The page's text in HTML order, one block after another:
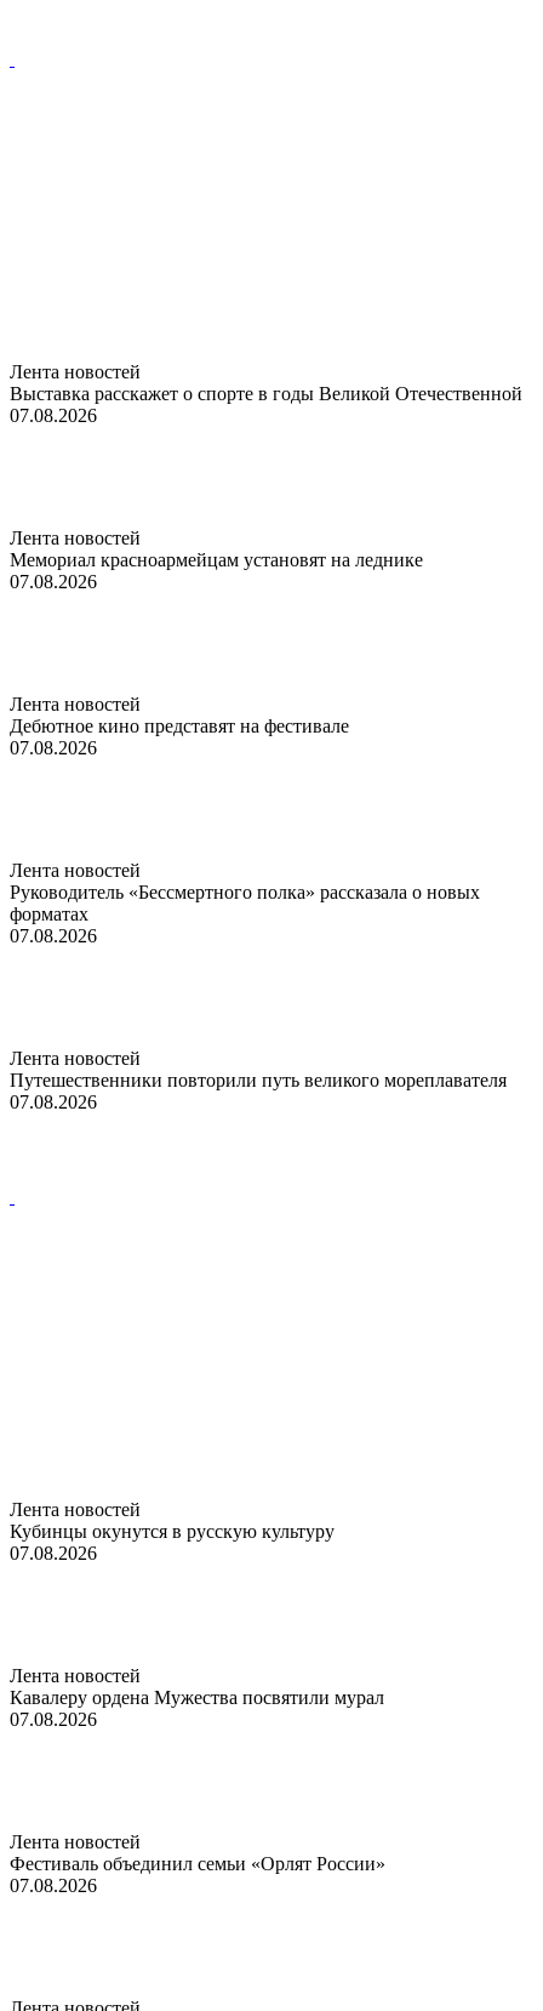
Лента новостей
Выставка расскажет о спорте в годы Великой Отечественной
07.08.2026
Лента новостей
Мемориал красноармейцам установят на леднике
07.08.2026
Лента новостей
Дебютное кино представят на фестивале
07.08.2026
Лента новостей
Руководитель «Бессмертного полка» рассказала о новых
форматах
07.08.2026
Лента новостей
Путешественники повторили путь великого мореплавателя
07.08.2026
Лента новостей
Кубинцы окунутся в русскую культуру
07.08.2026
Лента новостей
Кавалеру ордена Мужества посвятили мурал
07.08.2026
Лента новостей
Фестиваль объединил семьи «Орлят России»
07.08.2026